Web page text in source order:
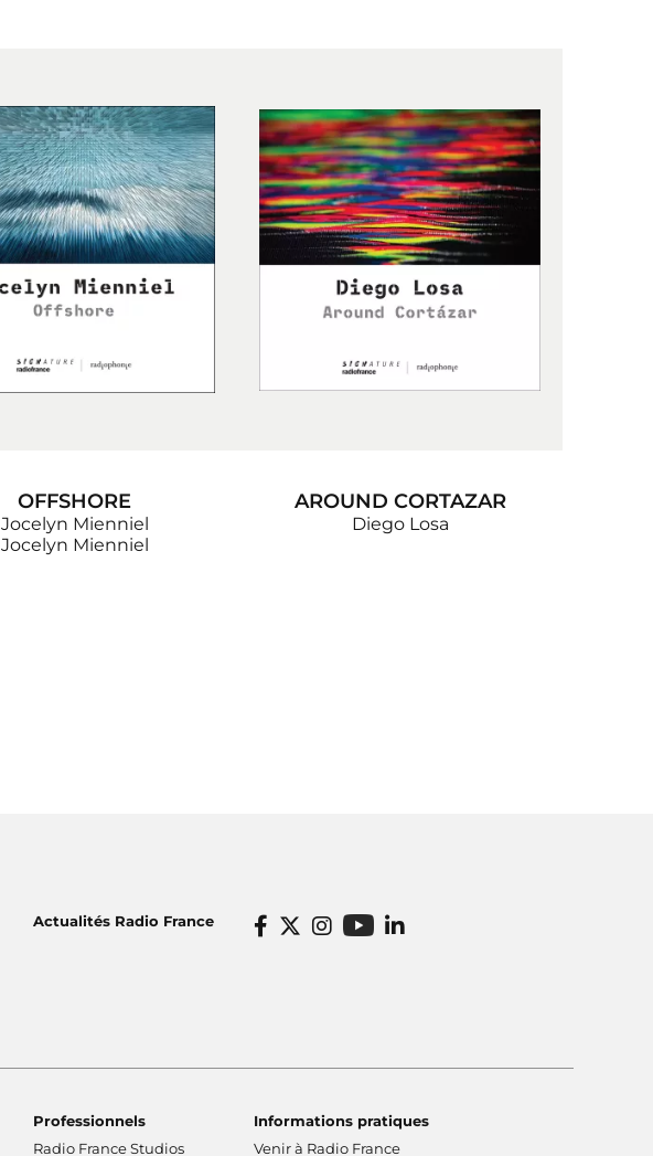
OFFSHORE
Jocelyn Mienniel
Jocelyn Mienniel
AROUND CORTAZAR
Diego Losa
Actualités Radio France
Professionnels
Radio France Studios
Informations pratiques
Venir à Radio France